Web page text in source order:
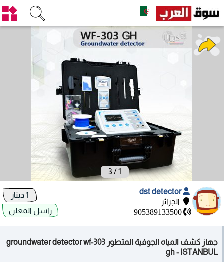
1
/
3
dst detector
الجزائر
905389133500
راسل المعلن
جهاز كشف المياه الجوفية المتطور groundwater detector wf-303
gh - ISTANBUL